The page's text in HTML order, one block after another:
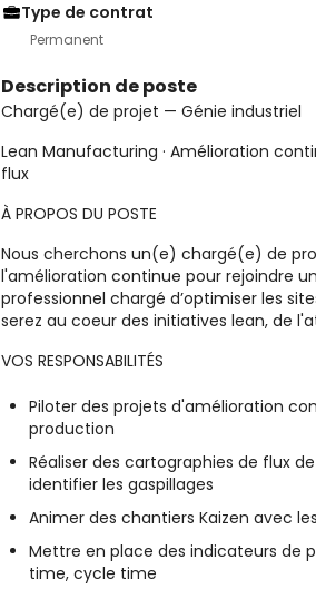
Type de contrat
Permanent
Description de poste
Chargé(e) de projet — Génie industriel
Lean Manufacturing · Amélioration
flux
À PROPOS DU POSTE
Nous cherchons un(e) chargé(e) de
l'amélioration continue pour rejoindre
professionnel chargé d’optimiser les
serez au coeur des initiatives lean, de
VOS RESPONSABILITÉS
Piloter des projets d'amélioration
production
Réaliser des cartographies de flux
identifier les gaspillages
Animer des chantiers Kaizen avec
Mettre en place des indicateurs de
time, cycle time